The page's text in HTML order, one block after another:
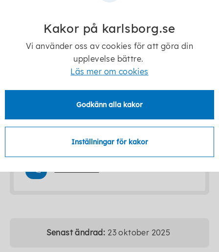
Kontakt
catrin.skane@karlsborg.se
Senast ändrad: 23 oktober 2025
Kakor på karlsborg.se
Vi använder oss av cookies för att göra din
upplevelse bättre.
Läs mer om cookies
Godkänn alla kakor
Inställningar för kakor